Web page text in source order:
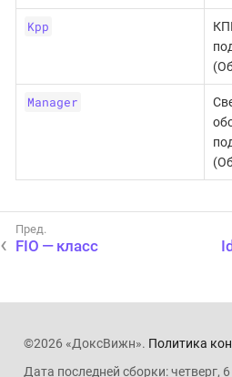
Kpp
Manager
FIO — класс
©2026 «ДоксВижн». Политика
Дата последней сборки: четверг,